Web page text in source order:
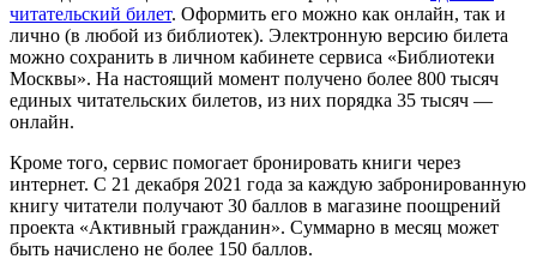
читательский билет. Оформить его можно как онлайн, так и
лично (в любой из библиотек). Электронную версию билета
можно сохранить в личном кабинете сервиса «Библиотеки
Москвы». На настоящий момент получено более 800 тысяч
единых читательских билетов, из них порядка 35 тысяч —
онлайн.
Кроме того, сервис помогает бронировать книги через
интернет. С 21 декабря 2021 года за каждую забронированную
книгу читатели получают 30 баллов в магазине поощрений
проекта «Активный гражданин». Суммарно в месяц может
быть начислено не более 150 баллов.